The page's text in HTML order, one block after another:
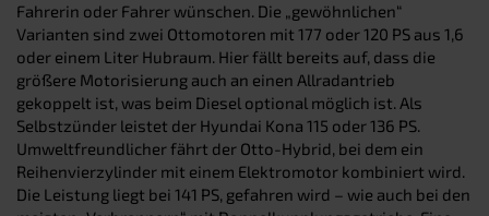
Fahrerin oder Fahrer wünschen. Die „gewöhnlichen“
Varianten sind zwei Ottomotoren mit 177 oder 120 PS aus 1,6
oder einem Liter Hubraum. Hier fällt bereits auf, dass die
größere Motorisierung auch an einen Allradantrieb
gekoppelt ist, was beim Diesel optional möglich ist. Als
Selbstzünder leistet der Hyundai Kona 115 oder 136 PS.
Umweltfreundlicher fährt der Otto-Hybrid, bei dem ein
Reihenvierzylinder mit einem Elektromotor kombiniert wird.
Die Leistung liegt bei 141 PS, gefahren wird – wie auch bei den